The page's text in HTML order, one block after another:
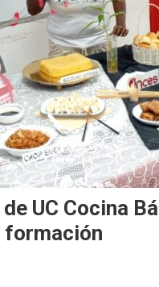
UC Cocina
formación